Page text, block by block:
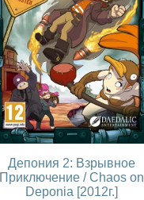
Депония 2: Взрывное
Приключение / Chaos on
Deponia [2012г.]